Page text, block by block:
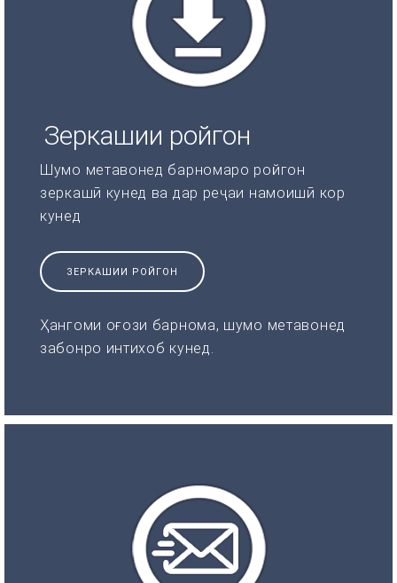
Зеркашии ройгон
Шумо метавонед барномаро ройгон
зеркашӣ кунед ва дар реҷаи намоишӣ кор
кунед
ЗЕРКАШИИ РОЙГОН
Ҳангоми оғози барнома, шумо метавонед
забонро интихоб кунед.